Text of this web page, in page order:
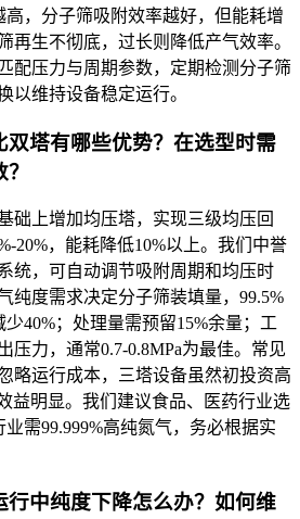
高，分子筛吸附效率越好，但能耗增
再生不彻底，过长则降低产气效率。
配压力与周期参数，定期检测分子筛
以维持设备稳定运行。
双塔有哪些优势？在选型时需
础上增加均压塔，实现三级均压回
20%，能耗降低10%以上。我们中誉
统，可自动调节吸附周期和均压时
纯度需求决定分子筛装填量，99.5%
少40%；处理量需预留15%余量；工
压力，通常0.7-0.8MPa为最佳。常见
略运行成本，三塔设备虽然初投资高
益明显。我们建议食品、医药行业选
需99.999%高纯氮气，务必根据实
行中纯度下降怎么办？如何维